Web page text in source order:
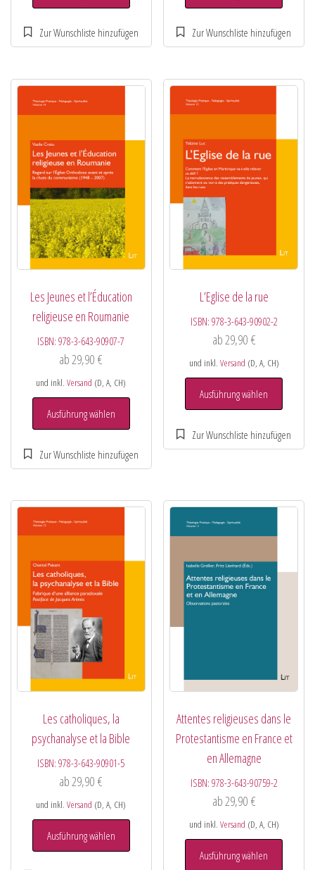
Les Jeunes et l’Éducation
religieuse en Roumanie
ISBN:978-3-643-90907-7
ab29,90€
und inkl.Versand (D, A, CH)
Ausführung wählen
L’Eglise de la rue
ISBN: 978-3-643-90902-2
ab29,90 €
und inkl. Versand (D, A, CH)
Ausführung wählen
Les catholiques, la
psychanalyse et la Bible
ISBN:978-3-643-90901-5
ab 29,90€
und inkl.Versand (D, A, CH)
Ausführung wählen
Attentes religieuses dans le
Protestantisme en France et
en Allemagne
ISBN: 978-3-643-90759-2
ab 29,90 €
und inkl. Versand (D, A, CH)
Ausführung wählen